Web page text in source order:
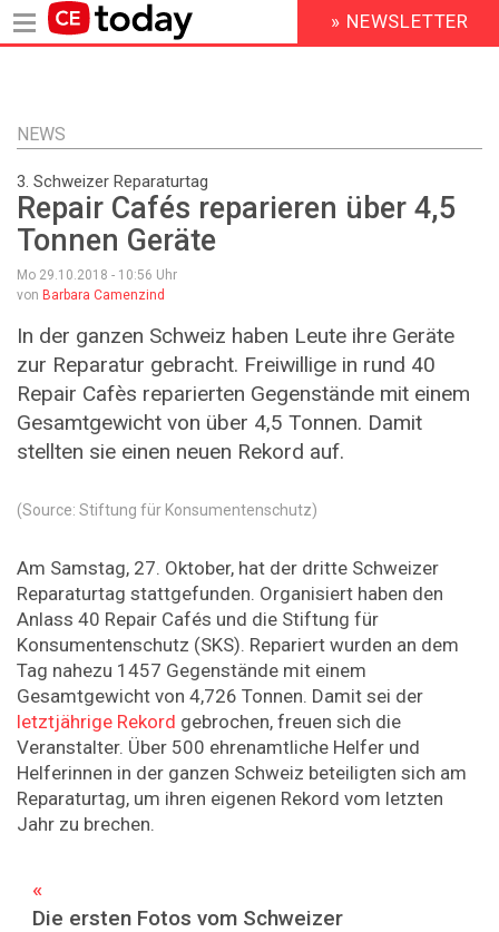
Inhalt
HEADER
MENU
» NEWSLETTER
NEWS
3. Schweizer Reparaturtag
Repair Cafés reparieren über 4,5
Tonnen Geräte
Mo 29.10.2018 - 10:56 Uhr
von Barbara Camenzind
In der ganzen Schweiz haben Leute ihre Geräte
zur Reparatur gebracht. Freiwillige in rund 40
Repair Cafès reparierten Gegenstände mit einem
Gesamtgewicht von über 4,5 Tonnen. Damit
stellten sie einen neuen Rekord auf.
(Source: Stiftung für Konsumentenschutz)
Am Samstag, 27. Oktober, hat der dritte Schweizer
Reparaturtag stattgefunden. Organisiert haben den
Anlass 40 Repair Cafés und die Stiftung für
Konsumentenschutz (SKS). Repariert wurden an dem
Tag nahezu 1457 Gegenstände mit einem
Gesamtgewicht von 4,726 Tonnen. Damit sei der
letztjährige Rekord gebrochen, freuen sich die
Veranstalter. Über 500 ehrenamtliche Helfer und
Helferinnen in der ganzen Schweiz beteiligten sich am
Reparaturtag, um ihren eigenen Rekord vom letzten
Jahr zu brechen.
Die ersten Fotos vom Schweizer